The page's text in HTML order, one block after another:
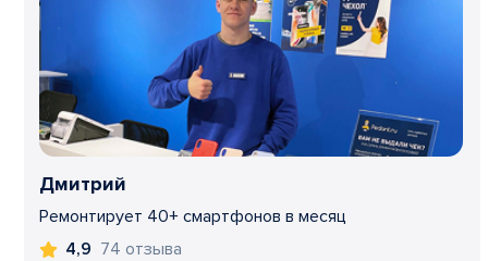
Дмитрий
Ремонтирует 40+ смартфонов в месяц
4,9 74 отзыва